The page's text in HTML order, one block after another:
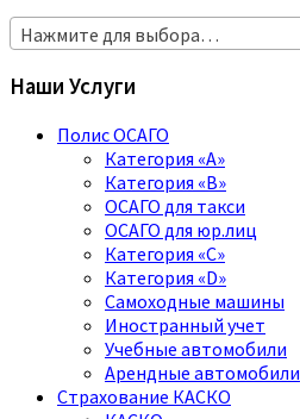
Нажмите для выбора…
Наши Услуги
Полис ОСАГО
Категория «A»
Категория «B»
ОСАГО для такси
ОСАГО для юр.лиц
Категория «C»
Категория «D»
Самоходные машины
Иностранный учет
Учебные автомобили
Арендные автомобили
Страхование КАСКО